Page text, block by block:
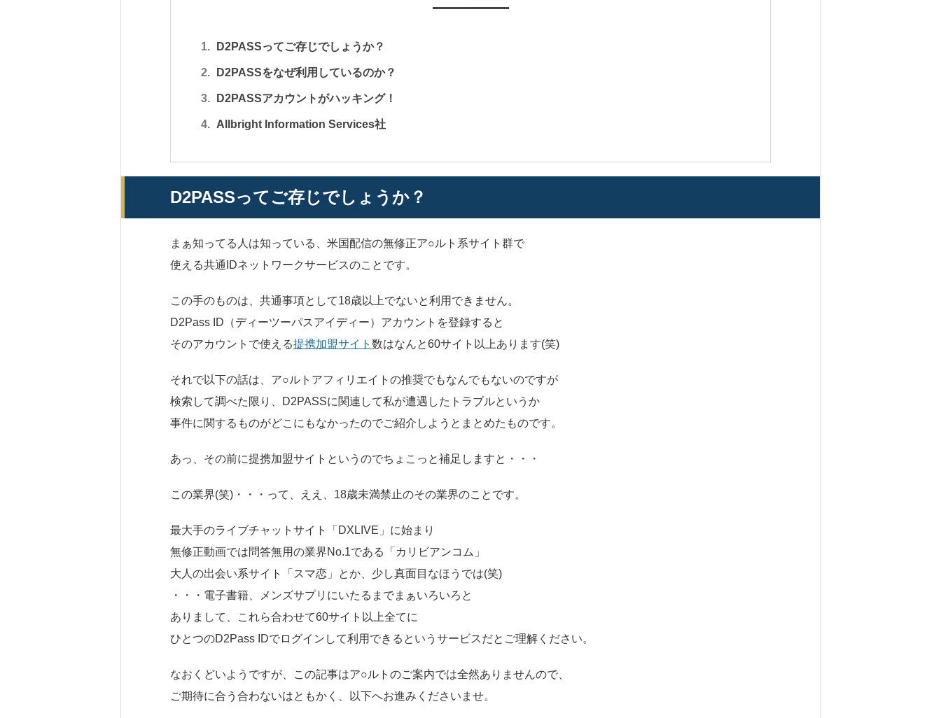
D2PASSってご存じでしょうか？
D2PASSをなぜ利用しているのか？
D2PASSアカウントがハッキング！
Allbright Information Services社
D2PASSってご存じでしょうか？
まぁ知ってる人は知っている、米国配信の無修正ア○ルト系サイト群で
使える共通IDネットワークサービスのことです。
この手のものは、共通事項として18歳以上でないと利用できません。
D2Pass ID（ディーツーパスアイディー）アカウントを登録すると
そのアカウントで使える提携加盟サイト 数はなんと60サイト以上あります(笑)
それで以下の話は、ア○ルトアフィリエイトの推奨でもなんでもないのですが
検索して調べた限り、D2PASSに関連して私が遭遇したトラブルというか
事件に関するものがどこにもなかったのでご紹介しようとまとめたものです。
あっ、その前に提携加盟サイトというのでちょこっと補足しますと・・・
この業界(笑)・・・って、ええ、18歳未満禁止のその業界のことです。
最大手のライブチャットサイト「DXLIVE」に始まり
無修正動画では問答無用の業界No.1である「カリビアンコム」
大人の出会い系サイト「スマ恋」とか、少し真面目なほうでは(笑)
・・・電子書籍、メンズサプリにいたるまでまぁいろいろと
ありまして、これら合わせて60サイト以上全てに
ひとつのD2Pass IDでログインして利用できるというサービスだとご理解ください。
なおくどいようですが、この記事はア○ルトのご案内では全然ありませんので、
ご期待に合う合わないはともかく、以下へお進みくださいませ。